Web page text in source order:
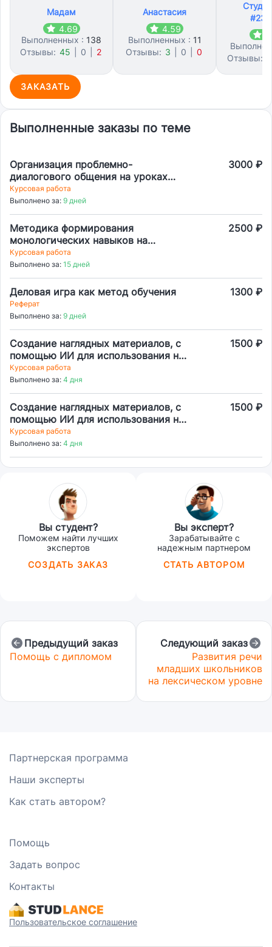
Мадам
4.69
Выполненных : 138
Отзывы: 45 0 2
Анастасия
4.59
Выполненных : 11
Отзывы: 3 0 0
Отзывы:
ЗАКАЗАТЬ
Выполненные заказы по теме
Организация проблемно-
диалогового общения на уроках
китайского языка в восьмых-
девятых классах
3000 ₽
Курсовая работа
Выполнено за: 9 дней
Методика формирования
монологических навыков на
среднем этапе с использование
метода проектов.
2500 ₽
Курсовая работа
Выполнено за: 15 дней
Деловая игра как метод обучения 1300 ₽
Реферат
Выполнено за: 9 дней
Создание наглядных материалов, с
помощью ИИ для использования на
уроках Иностранного языка
1500 ₽
Курсовая работа
Выполнено за: 4 дня
Создание наглядных материалов, с
помощью ИИ для использования на
уроках Иностранного языка
1500 ₽
Курсовая работа
Выполнено за: 4 дня
Вы студент?
Поможем найти лучших
экспертов
СОЗДАТЬ ЗАКАЗ
Вы эксперт?
Зарабатывайте с
надежным партнером
СТАТЬ АВТОРОМ
Предыдущий заказ
Помощь с дипломом
Следующий заказ
Развития речи
младших школьников
на лексическом уровне
Партнерская программа
Наши эксперты
Как стать автором?
Помощь
Задать вопрос
Контакты
Пользовательское соглашение